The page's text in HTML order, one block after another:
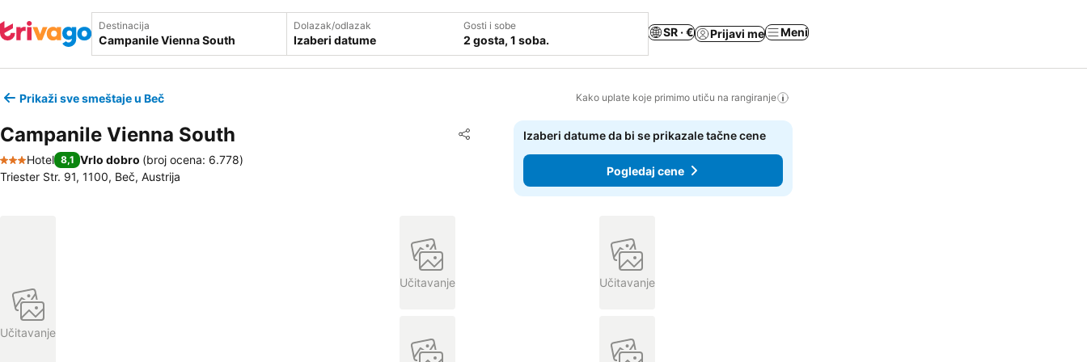
Destinacija Dolazak/odlazak
Izaberi datume
Gosti i sobe
2 gosta, 1 soba.
SR · € Prijavi me Meni
Prikaži sve smeštaje u Beč Kako uplate koje primimo utiču na rangiranje
Campanile Vienna South Deli
Dodati u favorite
3 Zvezdice
Hotel 8,1 Vrlo dobro (broj ocena: 6.778)
Triester Str. 91, 1100, Beč, Austrija
Izaberi datume da bi se prikazale tačne cene
Pogledaj cene
Učitavanje
Učitavanje Učitavanje